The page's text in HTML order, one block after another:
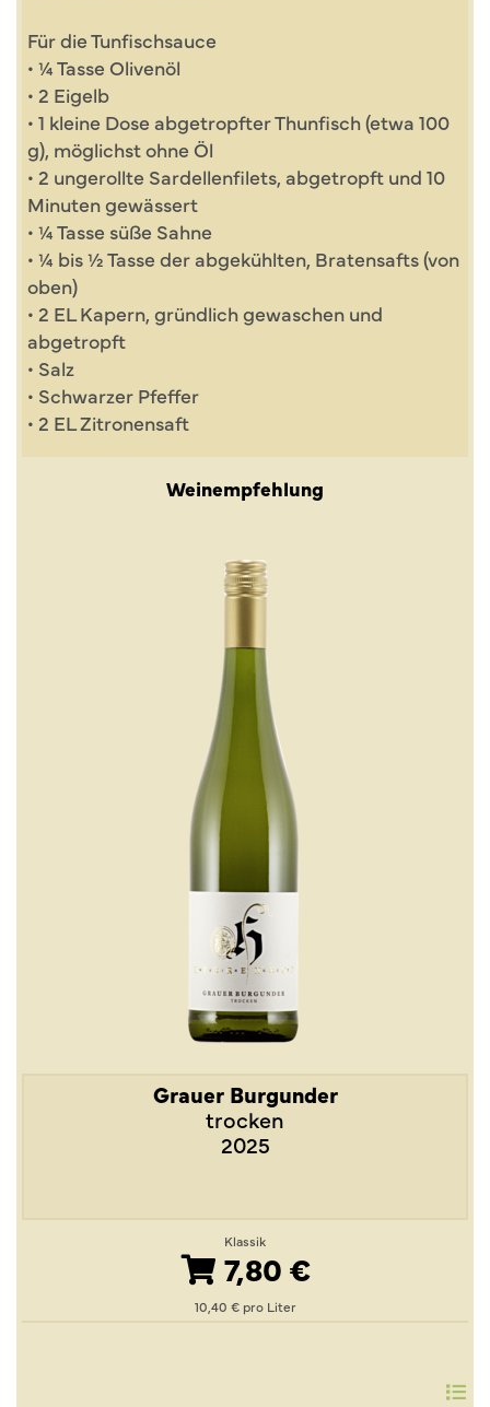
Für die Tunfischsauce
• ¼ Tasse Olivenöl
• 2 Eigelb
• 1 kleine Dose abgetropfter Thunfisch (etwa 100
g), möglichst ohne Öl
• 2 ungerollte Sardellenfilets, abgetropft und 10
Minuten gewässert
• ¼ Tasse süße Sahne
• ¼ bis ½ Tasse der abgekühlten, ­Bratensafts (von
oben)
• 2 EL Kapern, gründlich gewaschen und
abgetropft
• Salz
• Schwarzer Pfeffer
• 2 EL Zitronensaft
Weinempfehlung
Grauer Burgunder
trocken
2025
Klassik
7,80 €
10,40 € pro Liter